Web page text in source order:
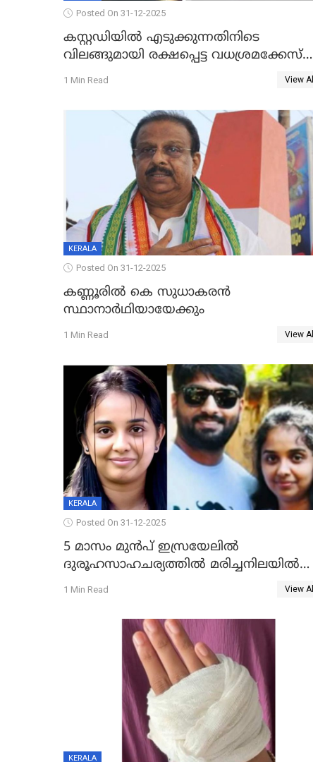
Posted On 31-12-2025
കസ്റ്റഡിയിൽ എടുക്കുന്നതിനിടെ
വിലങ്ങുമായി രക്ഷപ്പെട്ട വധശ്രമക്കേസ്
പ്രതി പിടിയിൽ
1 Min Read View All
KERALA
Posted On 31-12-2025
കണ്ണൂരിൽ കെ സുധാകരൻ
സ്ഥാനാർഥിയായേക്കും
1 Min Read View All
KERALA
Posted On 31-12-2025
5 മാസം മുൻപ് ഇസ്രയേലിൽ
ദുരൂഹസാഹചര്യത്തിൽ മരിച്ചനിലയിൽ
കണ്ടെത്തിയ മലയാളി യുവാവിന്റെ
1 Min Read View All
KERALA